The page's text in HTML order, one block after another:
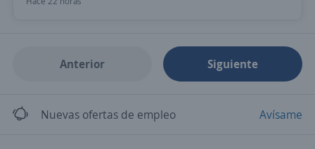
Anterior Siguiente
Nuevas ofertas de empleo Avísame